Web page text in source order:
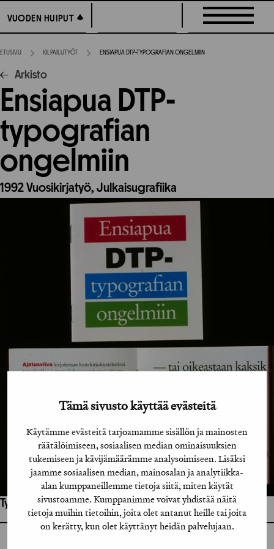
Tämä sivusto käyttää evästeitä
Käytämme evästeitä tarjoamamme sisällön ja mainosten
räätälöimiseen, sosiaalisen median ominaisuuksien
tukemiseen ja kävijämäärämme analysoimiseen. Lisäksi
jaamme sosiaalisen median, mainosalan ja analytiikka-
alan kumppaneillemme tietoja siitä, miten käytät
sivustoamme. Kumppanimme voivat yhdistää näitä
tietoja muihin tietoihin, joita olet antanut heille tai joita
on kerätty, kun olet käyttänyt heidän palvelujaan.
suoraan
sisältöön
VUODEN HUIPUT
VUODEN HUIPUT
ETUSIVU KILPAILUTYÖT ENSIAPUA DTP-TYPOGRAFIAN ONGELMIIN
Arkisto
Ensiapua DTP-
typografian
ongelmiin
1992Vuosikirjatyö, Julkaisugrafiika
Työhön osallistuneet henkilöt / tahot: